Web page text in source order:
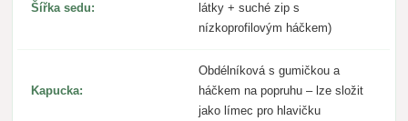
Šířka sedu:
látky + suché zip s
nízkoprofilovým háčkem)
Kapucka:
Obdélníková s gumičkou a
háčkem na popruhu – lze složit
jako límec pro hlavičku